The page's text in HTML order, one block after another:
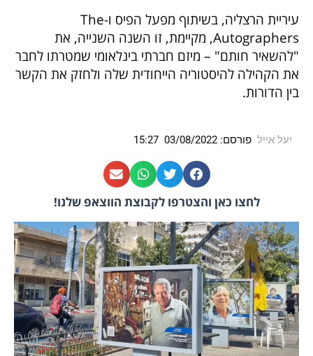
עיריית הרצליה, בשיתוף מפעל הפיס ו-The
Autographers, מקיימת, זו השנה השנייה, את
"להשאיר חותם" – מיזם חברתי בינלאומי שמטרתו לחבר
את הקהילה להיסטוריה הייחודית שלה ולחזק את הקשר
בין הדורות.
יעל אייל פורסם: 03/08/2022
15:27
לחצו כאן והצטרפו לקבוצת הווצאפ שלנו!